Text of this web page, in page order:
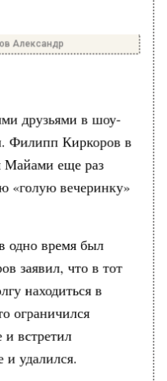
Александр
друзьями в шоу-
Филипп Киркоров в
Майами еще раз
«голую вечеринку»
одно время был
заявил, что в тот
находиться в
ограничился
встретил
удалился.